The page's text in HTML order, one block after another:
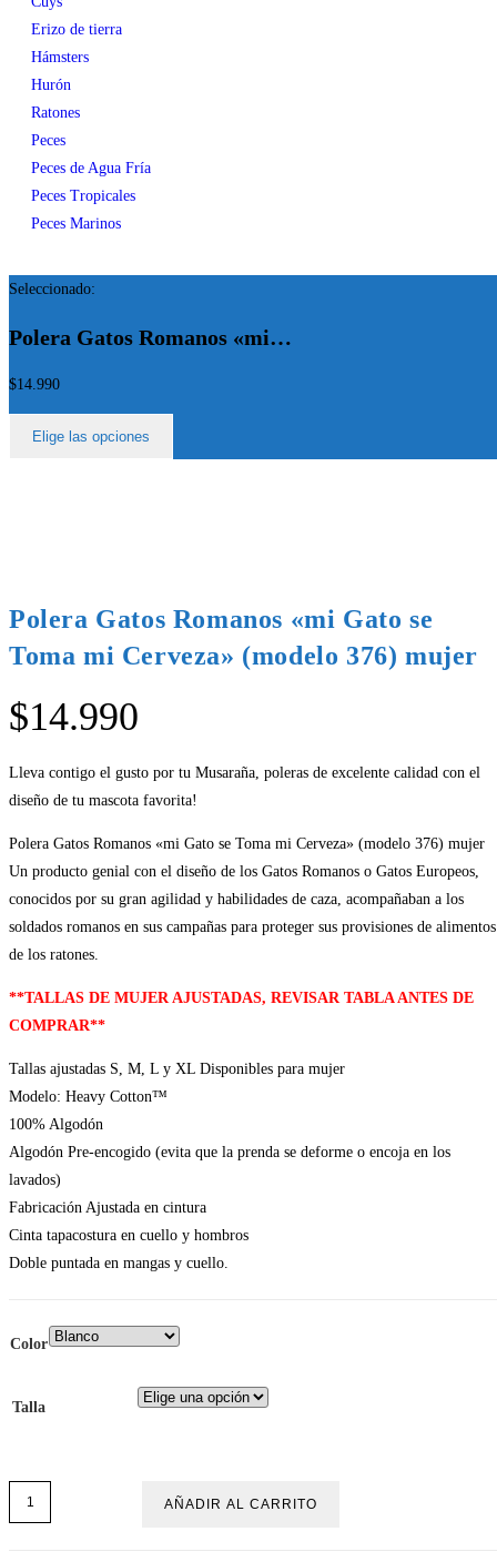
Erizo de tierra
Hámsters
Hurón
Ratones
Peces
Peces de Agua Fría
Peces Tropicales
Peces Marinos
Seleccionado:
Polera Gatos Romanos «mi…
$14.990
Elige las opciones
Polera Gatos Romanos «mi Gato se
Toma mi Cerveza» (modelo 376) mujer
$14.990
Lleva contigo el gusto por tu Musaraña, poleras de excelente calidad con el
diseño de tu mascota favorita!
Polera Gatos Romanos «mi Gato se Toma mi Cerveza» (modelo 376) mujer
Un producto genial con el diseño de los Gatos Romanos o Gatos Europeos,
conocidos por su gran agilidad y habilidades de caza, acompañaban a los
soldados romanos en sus campañas para proteger sus provisiones de alimentos
de los ratones.
**TALLAS DE MUJER AJUSTADAS, REVISAR TABLA ANTES DE
COMPRAR**
Tallas ajustadas S, M, L y XL Disponibles para mujer
Modelo: Heavy Cotton™
100% Algodón
Algodón Pre-encogido (evita que la prenda se deforme o encoja en los
lavados)
Fabricación Ajustada en cintura
Cinta tapacostura en cuello y hombros
Doble puntada en mangas y cuello.
Color
Talla
AÑADIR AL CARRITO